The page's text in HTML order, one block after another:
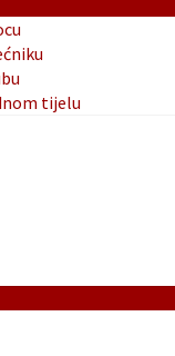
tijelu